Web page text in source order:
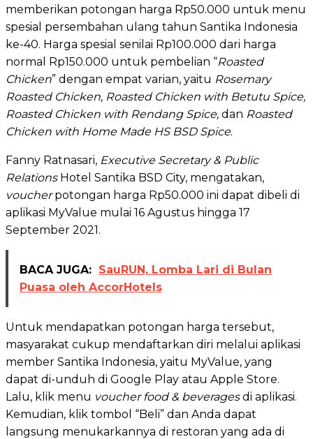
memberikan potongan harga Rp50.000 untuk menu
spesial persembahan ulang tahun Santika Indonesia
ke-40. Harga spesial senilai Rp100.000 dari harga
normal Rp150.000 untuk pembelian “Roasted
Chicken” dengan empat varian, yaitu Rosemary
Roasted Chicken, Roasted Chicken with Betutu Spice,
Roasted Chicken with Rendang Spice, dan Roasted
Chicken with Home Made HS BSD Spice.
Fanny Ratnasari, Executive Secretary & Public
RelationsHotel Santika BSD City, mengatakan,
voucherpotongan harga Rp50.000 ini dapat dibeli di
aplikasi MyValue mulai 16 Agustus hingga 17
September 2021.
BACA JUGA: SauRUN, Lomba Lari di Bulan
Puasa oleh AccorHotels
Untuk mendapatkan potongan harga tersebut,
masyarakat cukup mendaftarkan diri melalui aplikasi
member Santika Indonesia, yaitu MyValue, yang
dapat di-unduh di Google Play atau Apple Store.
Lalu, klik menu voucher food & beveragesdi aplikasi.
Kemudian, klik tombol “Beli” dan Anda dapat
langsung menukarkannya di restoran yang ada di